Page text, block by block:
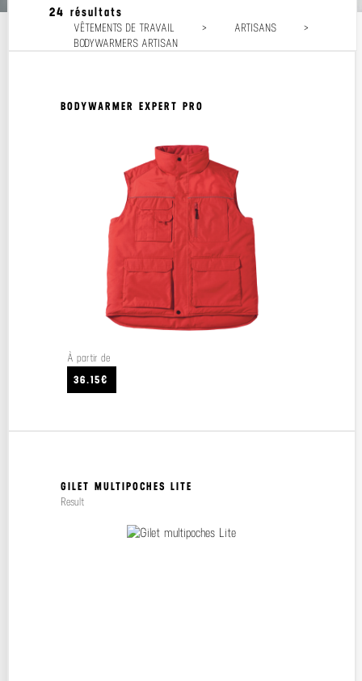
24 résultats
VÊTEMENTS DE TRAVAIL > ARTISANS
>
BODYWARMERS ARTISAN
Prix décroissant
Prix croissant
BODYWARMER EXPERT PRO
À partir de
36.15€
GILET MULTIPOCHES LITE
Result